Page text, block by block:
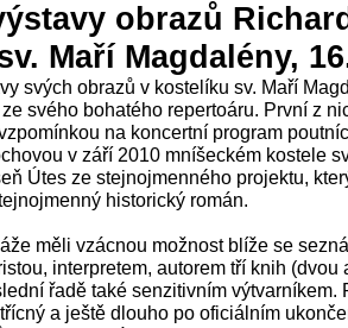
obrazů
Maří Magdalény,
svých obrazů v kostelíku sv. Maří
svého bohatého repertoáru. První z
na koncertní program
v září 2010 mníšeckém kostele
Útes ze stejnojmenného projektu,
historický román.
měli vzácnou možnost blíže se
interpretem, autorem tří knih
řadě také senzitivním výtvarníkem.
a ještě dlouho po oficiálním